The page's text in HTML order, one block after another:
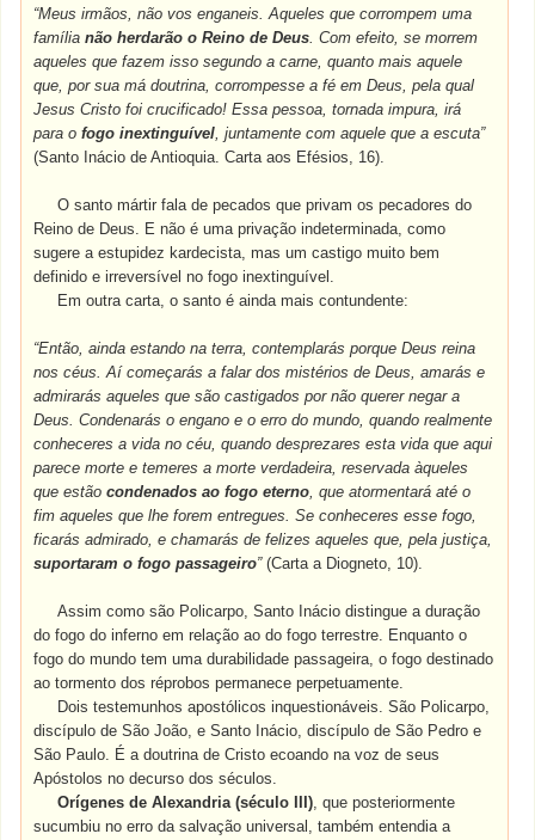
“Meus irmãos, não vos enganeis. Aqueles que corrompem uma
famílianão herdarão o Reino de Deus. Com efeito, se morrem
aqueles que fazem isso segundo a carne, quanto mais aquele
que, por sua má doutrina, corrompesse a fé em Deus, pela qual
Jesus Cristo foi crucificado! Essa pessoa, tornada impura, irá
para ofogo inextinguível, juntamente com aquele que a escuta”
(Santo Inácio de Antioquia. Carta aos Efésios, 16).
O santo mártir fala de pecados que privam os pecadores do
Reino de Deus. E não é uma privação indeterminada, como
sugere a estupidez kardecista, mas um castigo muito bem
definido e irreversível no fogo inextinguível.
Em outra carta, o santo é ainda mais contundente:
“Então, ainda estando na terra, contemplarás porque Deus reina
nos céus. Aí começarás a falar dos mistérios de Deus, amarás e
admirarás aqueles que são castigados por não querer negar a
Deus. Condenarás o engano e o erro do mundo, quando realmente
conheceres a vida no céu, quando desprezares esta vida que aqui
parece morte e temeres a morte verdadeira, reservada àqueles
que estãocondenados ao fogo eterno, que atormentará até o
fim aqueles que lhe forem entregues. Se conheceres esse fogo,
ficarás admirado, e chamarás de felizes aqueles que, pela justiça,
suportaram o fogo passageiro”(Carta a Diogneto, 10).
Assim como são Policarpo, Santo Inácio distingue a duração
do fogo do inferno em relação ao do fogo terrestre. Enquanto o
fogo do mundo tem uma durabilidade passageira, o fogo destinado
ao tormento dos réprobos permanece perpetuamente.
Dois testemunhos apostólicos inquestionáveis. São Policarpo,
discípulo de São João, e Santo Inácio, discípulo de São Pedro e
São Paulo. É a doutrina de Cristo ecoando na voz de seus
Apóstolos no decurso dos séculos.
Orígenes de Alexandria (século III), que posteriormente
sucumbiu no erro da salvação universal, também entendia a